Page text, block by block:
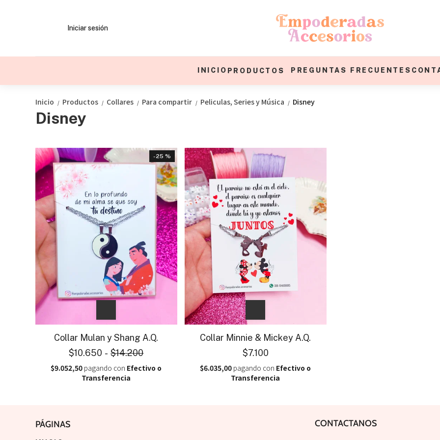
Iniciar sesión
INICIO PRODUCTOS PREGUNTAS FRECUENTES
Inicio / Productos / Collares / Para compartir / Peliculas, Series y Música / Disney
Disney
- 25 %
Collar Mulan y Shang A.Q.
$10.650 - $14.200
$9.052,50 pagando con Efectivo o
Transferencia
Collar Minnie & Mickey A.Q.
$7.100
$6.035,00 pagando con Efectivo o
Transferencia
PÁGINAS CONTACTANOS